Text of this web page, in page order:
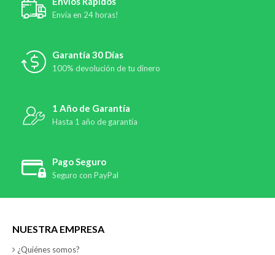
Envía en 24 horas!
Garantía 30 Días
100% devolución de tu dinero
1 Año de Garantía
Hasta 1 año de garantía
Pago Seguro
Seguro con PayPal
NUESTRA EMPRESA
¿Quiénes somos?